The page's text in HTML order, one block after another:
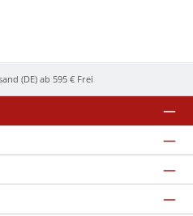
(DE) ab 595 € Frei